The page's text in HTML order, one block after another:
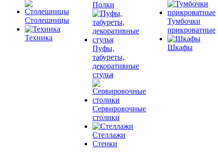
Столешницы
Техника
Полки
Пуфы,
табуреты,
декоративные
стулья
Сервировочные
столики
Стеллажи
Стенки
Тумбочки
прикроватные
Шкафы